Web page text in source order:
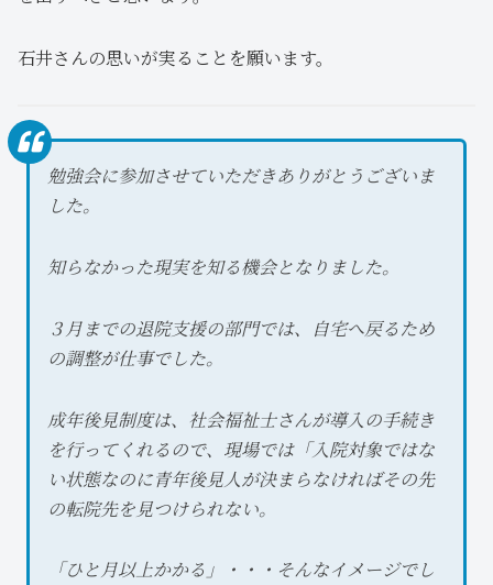
石井さんの思いが実ることを願います。
勉強会に参加させていただきありがとうございま
した。
知らなかった現実を知る機会となりました。
３月までの退院支援の部門では、自宅へ戻るため
の調整が仕事でした。
成年後見制度は、社会福祉士さんが導入の手続き
を行ってくれるので、現場では「入院対象ではな
い状態なのに青年後見人が決まらなければその先
の転院先を見つけられない。
「ひと月以上かかる」・・・そんなイメージでし